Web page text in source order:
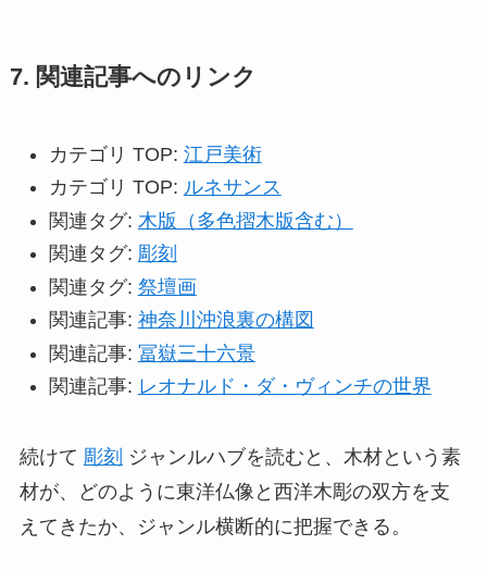
7. 関連記事へのリンク
カテゴリ TOP: 江戸美術
カテゴリ TOP: ルネサンス
関連タグ: 木版（多色摺木版含む）
関連タグ: 彫刻
関連タグ: 祭壇画
関連記事: 神奈川沖浪裏の構図
関連記事: 冨嶽三十六景
関連記事: レオナルド・ダ・ヴィンチの世界
続けて 彫刻 ジャンルハブを読むと、木材という素
材が、どのように東洋仏像と西洋木彫の双方を支
えてきたか、ジャンル横断的に把握できる。